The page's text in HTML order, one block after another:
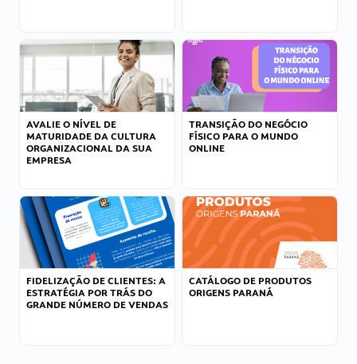
AVALIE O NÍVEL DE
MATURIDADE DA CULTURA
ORGANIZACIONAL DA SUA
EMPRESA
TRANSIÇÃO DO NEGÓCIO
FÍSICO PARA O MUNDO
ONLINE
FIDELIZAÇÃO DE CLIENTES: A
ESTRATÉGIA POR TRÁS DO
GRANDE NÚMERO DE VENDAS
CATÁLOGO DE PRODUTOS
ORIGENS PARANÁ